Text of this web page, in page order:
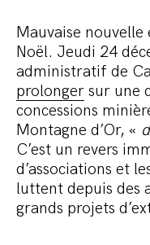
Mauvaise nouvelle
Noël. Jeudi 24
administratif de
prolonger sur une
concessions
Montagne d’Or, «
C’est un revers
d’associations et
luttent depuis des
grands projets